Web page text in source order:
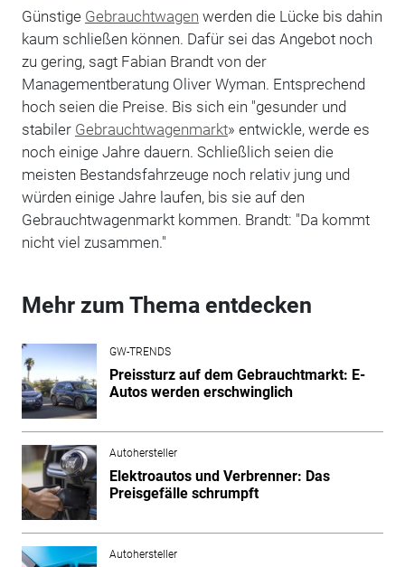
Günstige Gebrauchtwagen werden die Lücke bis dahin
kaum schließen können. Dafür sei das Angebot noch
zu gering, sagt Fabian Brandt von der
Managementberatung Oliver Wyman. Entsprechend
hoch seien die Preise. Bis sich ein "gesunder und
stabiler Gebrauchtwagenmarkt» entwickle, werde es
noch einige Jahre dauern. Schließlich seien die
meisten Bestandsfahrzeuge noch relativ jung und
würden einige Jahre laufen, bis sie auf den
Gebrauchtwagenmarkt kommen. Brandt: "Da kommt
nicht viel zusammen."
Mehr zum Thema entdecken
GW-TRENDS
Preissturz auf dem Gebrauchtmarkt: E-
Autos werden erschwinglich
Autohersteller
Elektroautos und Verbrenner: Das
Preisgefälle schrumpft
Autohersteller